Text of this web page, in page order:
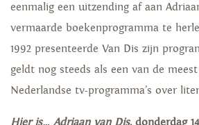
eenmalig een uitzending af aan
vermaarde boekenprogramma te
1992 presenteerde Van Dis zijn
geldt nog steeds als een van de
Nederlandse tv-programma’s over